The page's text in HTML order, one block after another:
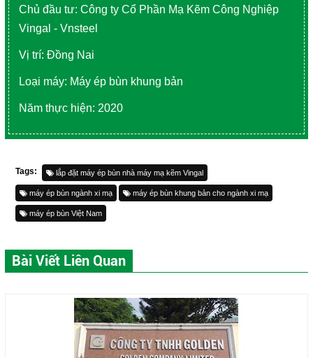
Chủ đầu tư: Công ty Cổ Phần Mạ Kẽm Công Nghiệp
Vingal - Vnsteel
Vị trí: Đồng Nai
Loại máy: Máy ép bùn khung bản
Năm thực hiện: 2020
Tags: lắp đặt máy ép bùn nhà máy mạ kẽm Vingal
máy ép bùn ngành xi mạ máy ép bùn khung bản cho ngành xi mạ
máy ép bùn Việt Nam
Bài Viết Liên Quan